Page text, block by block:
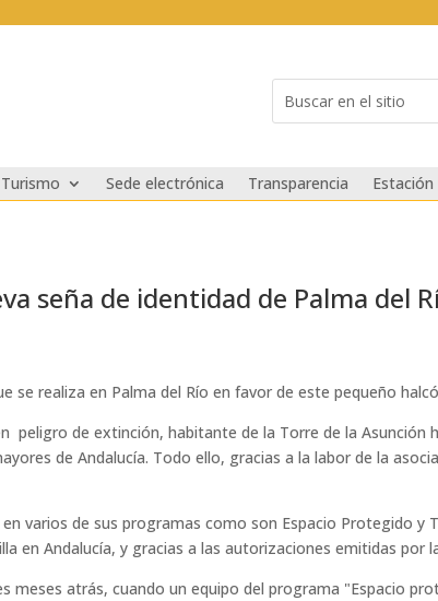
for...
Turismo Sede electrónica Transparencia
seña de identidad de Palma del
se realiza en Palma del Río en favor de este pequeño
peligro de extinción, habitante de la Torre de la Asunción
de Andalucía. Todo ello, gracias a la labor de la
en varios de sus programas como son Espacio Protegido
en Andalucía, y gracias a las autorizaciones emitidas por
meses atrás, cuando un equipo del programa "Espacio